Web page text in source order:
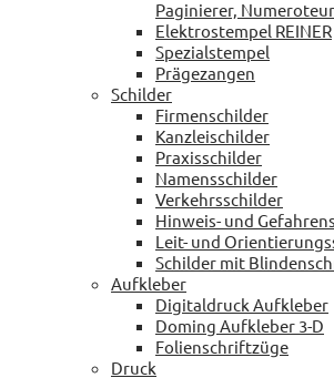
Paginierer,
Elektrostempel REINER
Spezialstempel
Prägezangen
Schilder
Firmenschilder
Kanzleischilder
Praxisschilder
Namensschilder
Verkehrsschilder
Hinweis- und
Leit- und
Schilder mit
Aufkleber
Digitaldruck Aufkleber
Doming Aufkleber 3-D
Folienschriftzüge
Druck